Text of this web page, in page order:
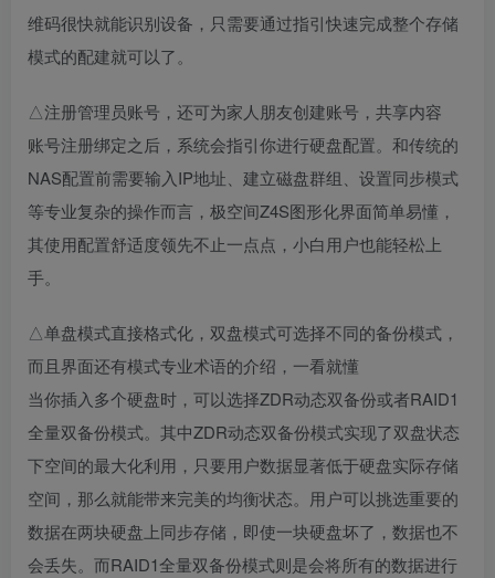
维码很快就能识别设备，只需要通过指引快速完成整个存储
模式的配建就可以了。
△注册管理员账号，还可为家人朋友创建账号，共享内容
账号注册绑定之后，系统会指引你进行硬盘配置。和传统的
NAS配置前需要输入IP地址、建立磁盘群组、设置同步模式
等专业复杂的操作而言，极空间Z4S图形化界面简单易懂，
其使用配置舒适度领先不止一点点，小白用户也能轻松上
手。
△单盘模式直接格式化，双盘模式可选择不同的备份模式，
而且界面还有模式专业术语的介绍，一看就懂
当你插入多个硬盘时，可以选择ZDR动态双备份或者RAID1
全量双备份模式。其中ZDR动态双备份模式实现了双盘状态
下空间的最大化利用，只要用户数据显著低于硬盘实际存储
空间，那么就能带来完美的均衡状态。用户可以挑选重要的
数据在两块硬盘上同步存储，即使一块硬盘坏了，数据也不
会丢失。而RAID1全量双备份模式则是会将所有的数据进行